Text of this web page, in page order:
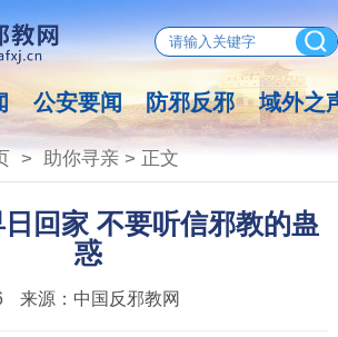
公安要闻 防邪反邪 域外之
> 助你寻亲> 正文
回家 不要听信邪教的蛊
惑
来源： 中国反邪教网